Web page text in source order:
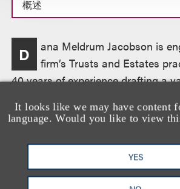
It looks like we may have content
language. Would you like to view
YES
概
述D
ana Meldrum Jacobson is
firm’s Trusts and Estates
40 years of experience drafting a
资质